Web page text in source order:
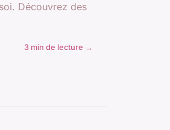
Découvrez des
3 min de lecture →